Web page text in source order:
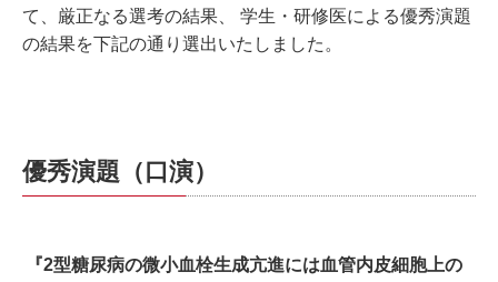
て、厳正なる選考の結果、 学生・研修医による優秀演題
の結果を下記の通り選出いたしました。
優秀演題（口演）
『2型糖尿病の微小血栓生成亢進には血管内皮細胞上の